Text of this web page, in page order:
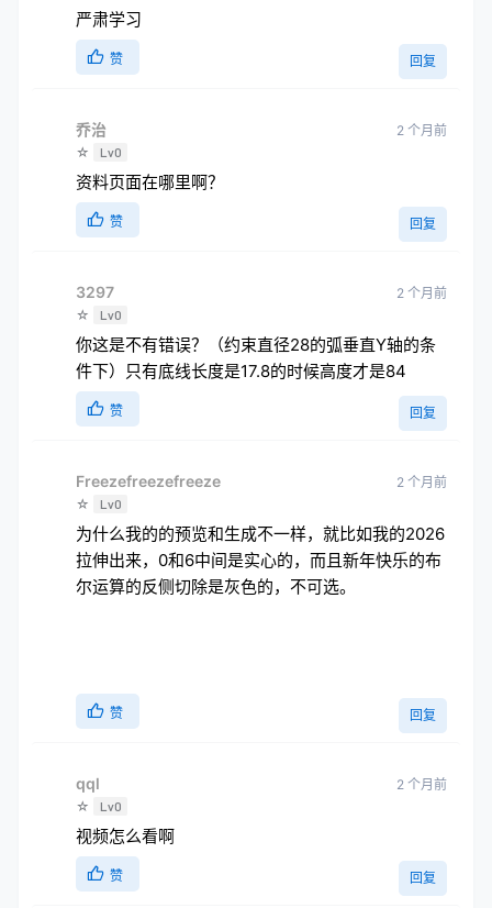
严肃学习
赞 回复
乔治
☆ Lv0
2 个月前
资料页面在哪里啊？
赞 回复
3297
☆ Lv0
2 个月前
你这是不有错误？（约束直径28的弧垂直Y轴的条
件下）只有底线长度是17.8的时候高度才是84
赞 回复
Freezefreezefreeze
☆ Lv0
2 个月前
为什么我的的预览和生成不一样，就比如我的2026
拉伸出来，0和6中间是实心的，而且新年快乐的布
尔运算的反侧切除是灰色的，不可选。
赞 回复
qql
☆ Lv0
2 个月前
视频怎么看啊
赞 回复